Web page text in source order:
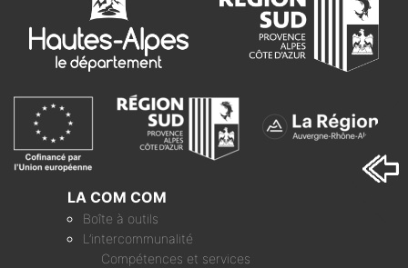
LA COM COM
Boîte à outils
L’intercommunalité
Compétences et services